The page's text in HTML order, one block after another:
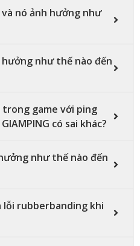
nó ảnh hưởng như
như thế nào đến
game với ping
có sai khác?
như thế nào đến
lỗi rubberbanding khi